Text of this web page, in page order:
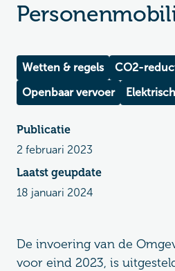
Wetten & regels
CO2-
Openbaar vervoer
Publicatie
2 februari 2023
Laatst geupdate
18 januari 2024
De invoering van de
voor eind 2023, is